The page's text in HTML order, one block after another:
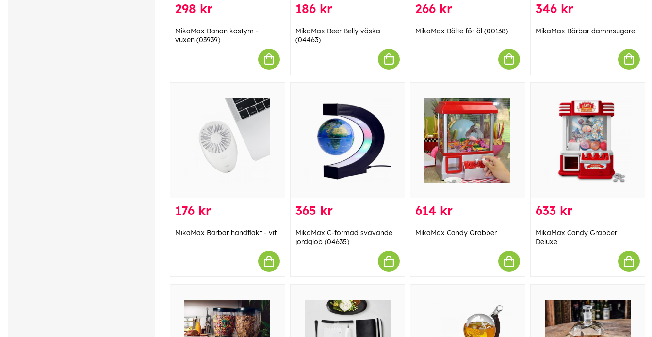
298 kr
MikaMax Banan kostym -
vuxen (03939)
186 kr
MikaMax Beer Belly väska
(04463)
266 kr
MikaMax Bälte för öl (00138)
346 kr
MikaMax Bärbar dammsugare
176 kr
MikaMax Bärbar handfläkt - vit
365 kr
MikaMax C-formad svävande
jordglob (04635)
614 kr
MikaMax Candy Grabber
633 kr
MikaMax Candy Grabber
Deluxe